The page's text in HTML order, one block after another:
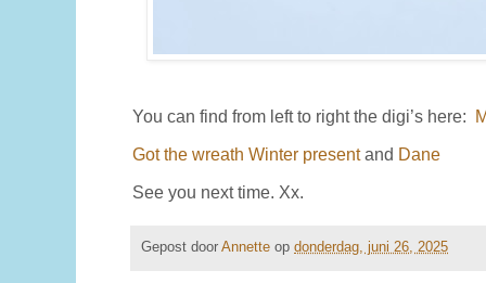
You can find from left to right the digi’s here:
Got the wreath Winter presentand Dane
See you next time. Xx.
Gepost door Annette op donderdag, juni 26, 2025